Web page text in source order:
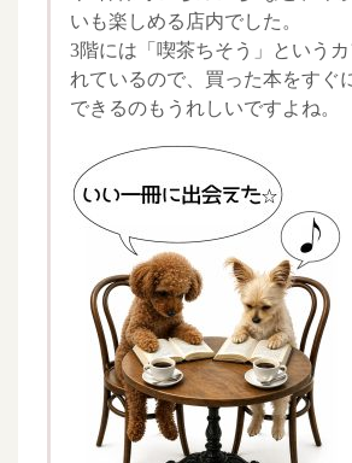
いも楽しめる店内でした。
3階には「喫茶ちそう」という
れているので、買った本をすぐ
できるのもうれしいですよね。